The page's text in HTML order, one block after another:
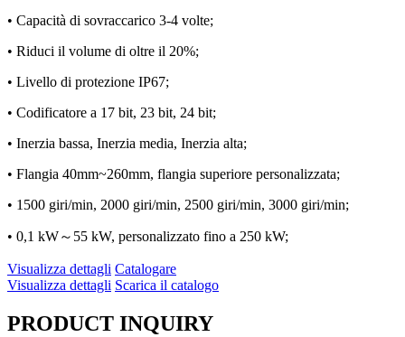
• Capacità di sovraccarico 3-4 volte;
• Riduci il volume di oltre il 20%;
• Livello di protezione IP67;
• Codificatore a 17 bit, 23 bit, 24 bit;
• Inerzia bassa, Inerzia media, Inerzia alta;
• Flangia 40mm~260mm, flangia superiore personalizzata;
• 1500 giri/min, 2000 giri/min, 2500 giri/min, 3000 giri/min;
• 0,1 kW～55 kW, personalizzato fino a 250 kW;
Visualizza dettagli Catalogare
Visualizza dettagli Scarica il catalogo
PRODUCT INQUIRY